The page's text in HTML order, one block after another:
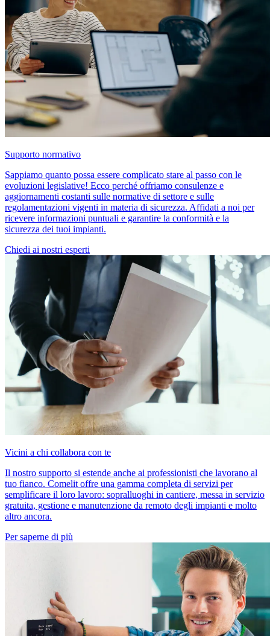
Supporto normativo
Sappiamo quanto possa essere complicato stare al passo con le
evoluzioni legislative! Ecco perché offriamo consulenze e
aggiornamenti costanti sulle normative di settore e sulle
regolamentazioni vigenti in materia di sicurezza. Affidati a noi per
ricevere informazioni puntuali e garantire la conformità e la
sicurezza dei tuoi impianti.
Chiedi ai nostri esperti
Vicini a chi collabora con te
Il nostro supporto si estende anche ai professionisti che lavorano al
tuo fianco. Comelit offre una gamma completa di servizi per
semplificare il loro lavoro: sopralluoghi in cantiere, messa in servizio
gratuita, gestione e manutenzione da remoto degli impianti e molto
altro ancora.
Per saperne di più